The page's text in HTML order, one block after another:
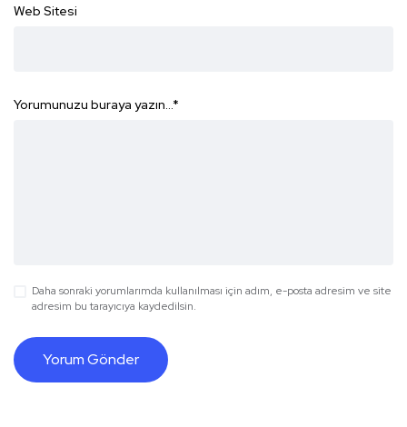
Web Sitesi
Yorumunuzu buraya yazın...*
Daha sonraki yorumlarımda kullanılması için adım, e-posta adresim ve site
adresim bu tarayıcıya kaydedilsin.